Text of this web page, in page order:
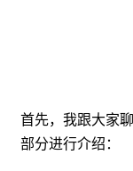
首先，我跟大家
部分进行介绍：